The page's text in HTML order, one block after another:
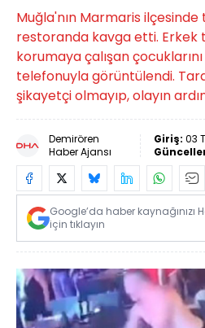
Muğla'nın Marmaris
restoranda kavga etti. Erkek
korumaya çalışan
telefonuyla görüntülendi.
şikayetçi olmayıp, olayın
Demirören
Haber Ajansı
Giriş: 03
Google’da haber kaynağınızı
için tıklayın